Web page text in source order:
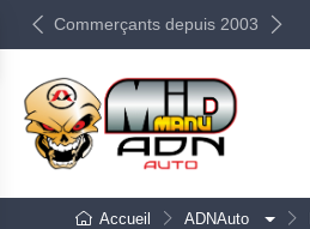
Commerçants depuis 2003
Accueil ADNAuto